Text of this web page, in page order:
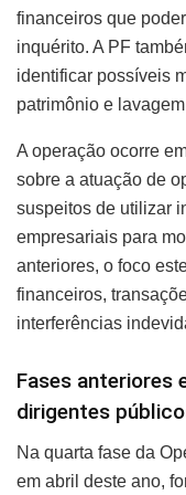
financeiros que
inquérito. A PF
identificar possíveis
patrimônio e
A operação ocorre
sobre a atuação de
suspeitos de utilizar
empresariais para
anteriores, o foco
financeiros,
interferências
Fases anteriores
dirigentes
Na quarta fase da
em abril deste ano,